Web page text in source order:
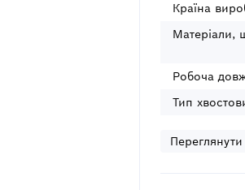
Країна
Матеріали,
Робоча
Тип